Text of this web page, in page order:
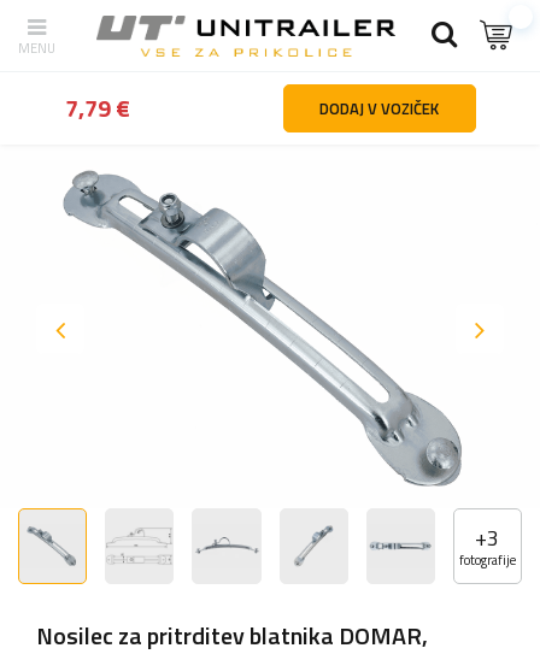
Nazaj domov Kolesa platišča pnevmatike Blatniki in zavihki za
+3
fotografije
Nosilec za pritrditev blatnika DOMAR,
7,79 € DODAJ V VOZIČEK